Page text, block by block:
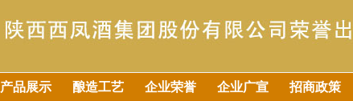
产品展示 酿造工艺 企业荣誉 企业广宣 招商政策